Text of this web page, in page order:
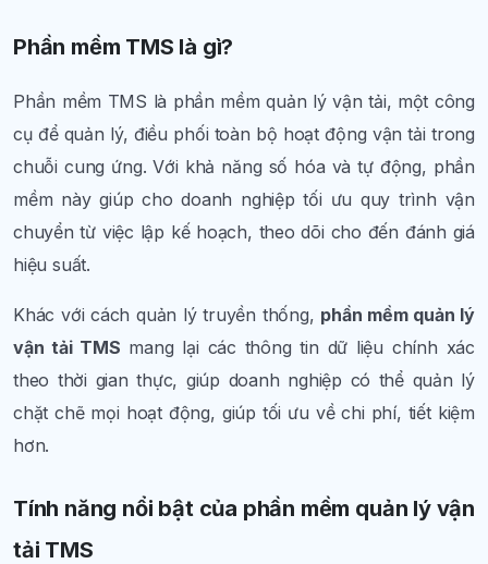
Phần mềm TMS là gì?
Phần mềm TMS là phần mềm quản lý vận tải, một công
cụ để quản lý, điều phối toàn bộ hoạt động vận tải trong
chuỗi cung ứng. Với khả năng số hóa và tự động, phần
mềm này giúp cho doanh nghiệp tối ưu quy trình vận
chuyển từ việc lập kế hoạch, theo dõi cho đến đánh giá
hiệu suất.
Khác với cách quản lý truyền thống, phần mềm quản lý
vận tải TMS mang lại các thông tin dữ liệu chính xác
theo thời gian thực, giúp doanh nghiệp có thể quản lý
chặt chẽ mọi hoạt động, giúp tối ưu về chi phí, tiết kiệm
hơn.
Tính năng nổi bật của phần mềm quản lý vận
tải TMS